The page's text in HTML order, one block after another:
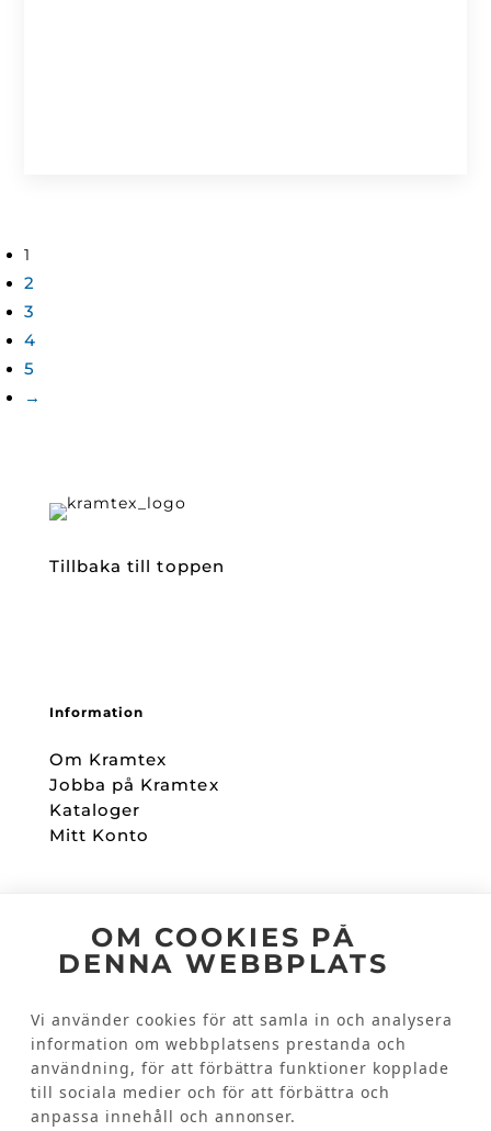
OM COOKIES PÅ
DENNA WEBBPLATS
Vi använder cookies för att samla in och analysera
information om webbplatsens prestanda och
användning, för att förbättra funktioner kopplade
till sociala medier och för att förbättra och
anpassa innehåll och annonser.
1
2
3
4
5
→
Tillbaka till toppen
Information
Om Kramtex
Jobba på Kramtex
Kataloger
Mitt Konto
Facebook
Kundinformation
Kontakta oss